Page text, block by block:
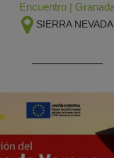
Encuentro |
SIERRA NEVADA